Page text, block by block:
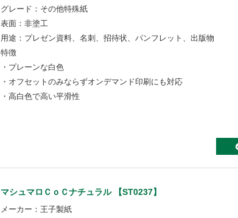
グレード：その他特殊紙
表面：非塗工
用途：プレゼン資料、名刺、招待状、パンフレット、出版物
特徴
・プレーンな白色
・オフセットのみならずオンデマンド印刷にも対応
・高白色で高い平滑性
マシュマロＣｏＣナチュラル 【ST0237】
メーカー：王子製紙